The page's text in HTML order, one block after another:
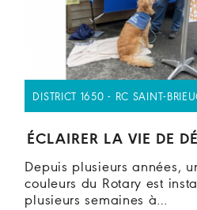
DISTRICT 1650 - RC SAINT-
ÉCLAIRER LA VIE DE
Depuis plusieurs années,
couleurs du Rotary est
plusieurs semaines à…